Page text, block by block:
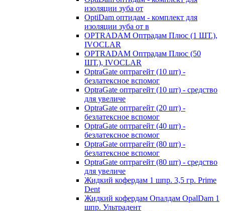
изоляции зуба от
OptiDam оптидам - комплект для
изоляции зуба от в
OPTRADAM Оптрадам Плюс (1 ШТ.),
IVOCLAR
OPTRADAM Оптрадам Плюс (50
ШТ.), IVOCLAR
OptraGate оптрагейт (10 шт) -
безлатексное вспомог
OptraGate оптрагейт (10 шт) - средство
для увеличе
OptraGate оптрагейт (20 шт) -
безлатексное вспомог
OptraGate оптрагейт (40 шт) -
безлатексное вспомог
OptraGate оптрагейт (80 шт) -
безлатексное вспомог
OptraGate оптрагейт (80 шт) - средство
для увеличе
Жидкий кофердам 1 шпр. 3,5 гр. Prime
Dent
Жидкий кофердам Опалдам OpalDam 1
шпр. Ультрадент